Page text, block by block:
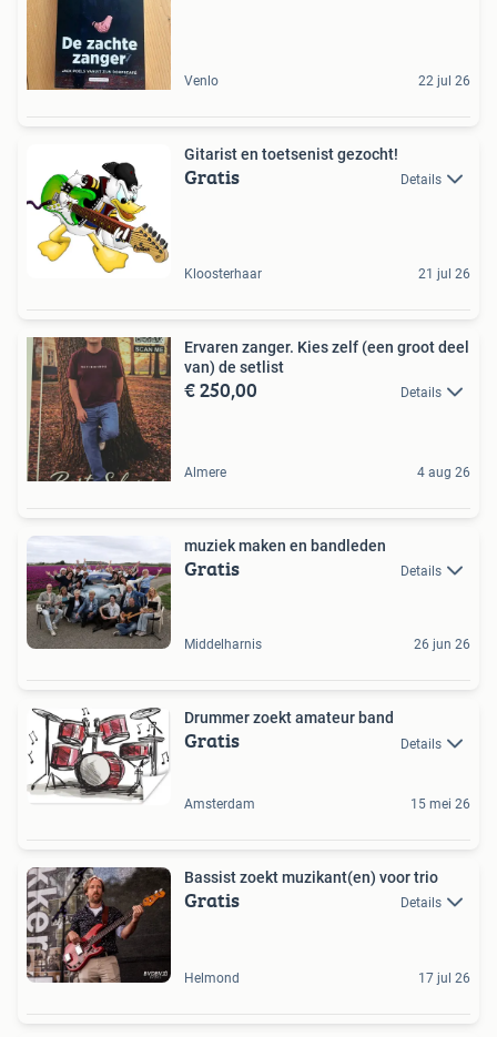
Venlo 22 jul 26
Gitarist en toetsenist gezocht!
Gratis Details
Kloosterhaar 21 jul 26
Ervaren zanger. Kies zelf (een groot deel
van) de setlist
€ 250,00 Details
Almere 4 aug 26
muziek maken en bandleden
Gratis Details
Middelharnis 26 jun 26
Drummer zoekt amateur band
Gratis Details
Amsterdam 15 mei 26
Bassist zoekt muzikant(en) voor trio
Gratis Details
Helmond 17 jul 26